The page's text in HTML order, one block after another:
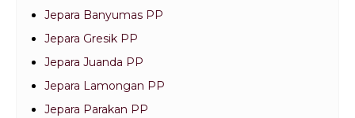
Jepara Banyumas PP
Jepara Gresik PP
Jepara Juanda PP
Jepara Lamongan PP
Jepara Parakan PP